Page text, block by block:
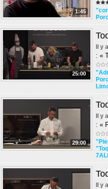
1:45
25:00
Il y
: «
29:00
Il y
: «
Il y